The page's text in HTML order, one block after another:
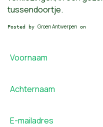
tussendoortje.
Posted by Groen Antwerpen on
Voornaam
Achternaam
E-mailadres